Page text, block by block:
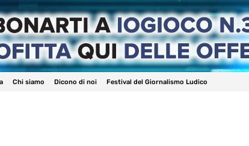
Chi siamo Dicono di noi Festival del Giornalismo Ludico